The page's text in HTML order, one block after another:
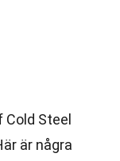
Steel
är några